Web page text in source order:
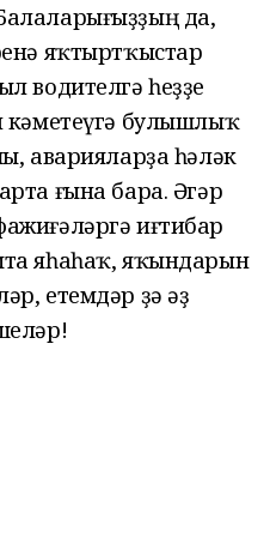
да,
яҡтыртҡыстар
водителгә һеҙҙе
кәметеүгә булышлыҡ
аварияларҙа һәләк
ғына бара. Әгәр
иғтибар
яһаһаҡ, яҡындарын
етемдәр ҙә әҙ